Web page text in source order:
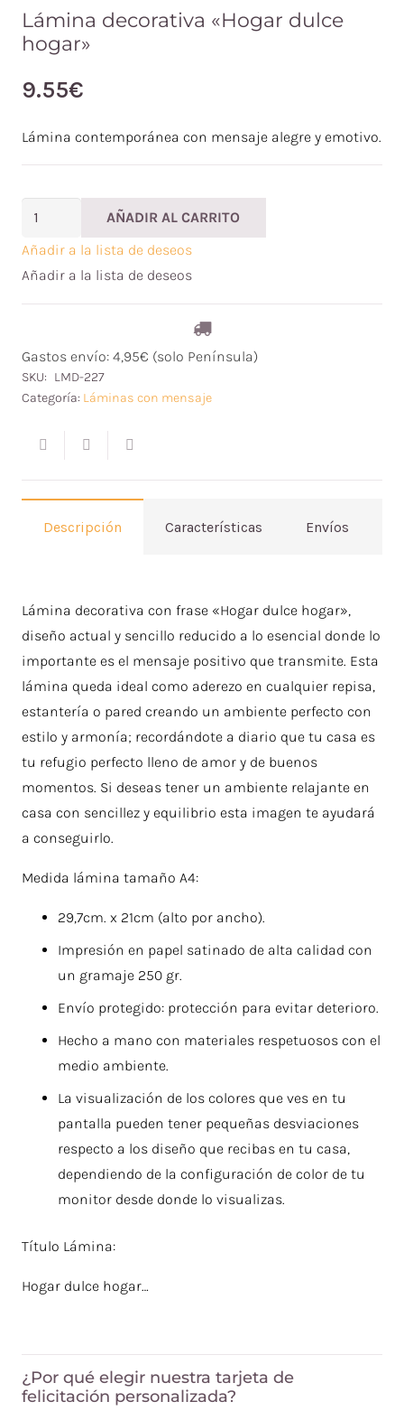
Lámina decorativa «Hogar dulce
hogar»
9.55€
Lámina contemporánea con mensaje alegre y emotivo.
decorativa
"Hogar
dulce
hogar"
AÑADIR AL CARRITO
Añadir a la lista de deseos
Añadir a la lista de deseos
Gastos envío: 4,95€ (solo Península)
SKU: LMD-227
Categoría: Láminas con mensaje
Descripción Características Envíos
Lámina decorativa con frase «Hogar dulce hogar»,
diseño actual y sencillo reducido a lo esencial donde lo
importante es el mensaje positivo que transmite. Esta
lámina queda ideal como aderezo en cualquier repisa,
estantería o pared creando un ambiente perfecto con
estilo y armonía; recordándote a diario que tu casa es
tu refugio perfecto lleno de amor y de buenos
momentos. Si deseas tener un ambiente relajante en
casa con sencillez y equilibrio esta imagen te ayudará
a conseguirlo.
Medida lámina tamaño A4:
29,7cm. x 21cm (alto por ancho).
Impresión en papel satinado de alta calidad con
un gramaje 250 gr.
Envío protegido: protección para evitar deterioro.
Hecho a mano con materiales respetuosos con el
medio ambiente.
La visualización de los colores que ves en tu
pantalla pueden tener pequeñas desviaciones
respecto a los diseño que recibas en tu casa,
dependiendo de la configuración de color de tu
monitor desde donde lo visualizas.
Título Lámina:
Hogar dulce hogar…
¿Por qué elegir nuestra tarjeta de
felicitación personalizada?